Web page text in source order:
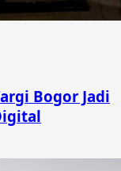
Bogor Jadi